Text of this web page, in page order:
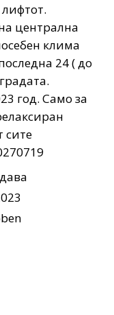
централна
клима
24 ( до
год. Само за
сите